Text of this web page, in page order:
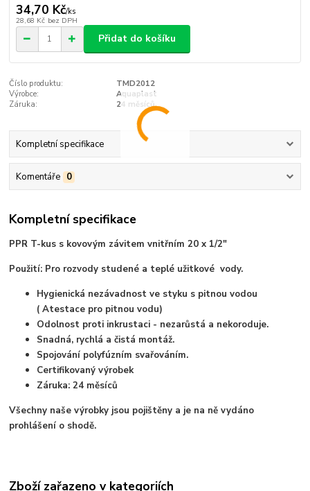
34,70 Kč/ks
28,68 Kč bez DPH
Přidat do košíku
Číslo produktu:
TMD2012
Výrobce:
Aquaplast
Záruka:
24 měsíců
Kompletní specifikace
Komentáře 0
Kompletní specifikace
PPR T-kus s kovovým závitem vnitřním 20 x 1/2"
Použití: Pro rozvody studené a teplé užitkové vody.
Hygienická nezávadnost ve styku s pitnou vodou
( Atestace pro pitnou vodu)
Odolnost proti inkrustaci - nezarůstá a nekoroduje.
Snadná, rychlá a čistá montáž.
Spojování polyfúzním svařováním.
Certifikovaný výrobek
Záruka: 24 měsíců
Všechny naše výrobky jsou pojištěny a je na ně vydáno
prohlášení o shodě.
Zboží zařazeno v kategoriích